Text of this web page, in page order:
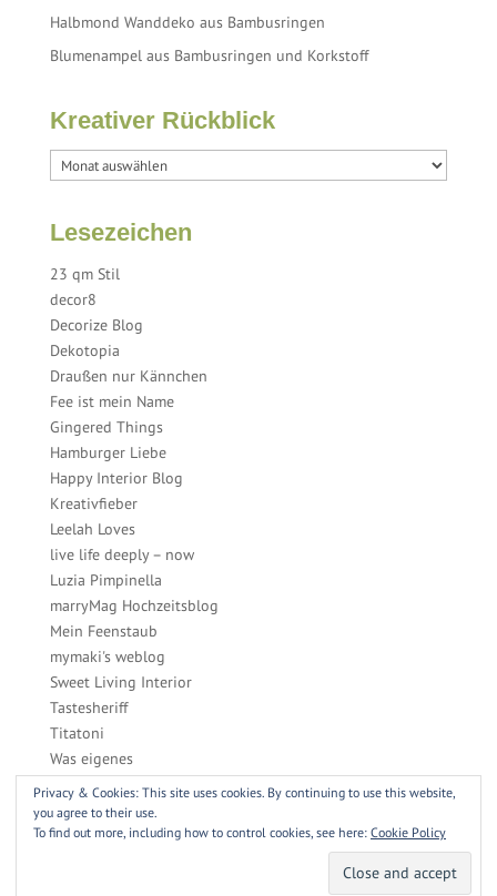
Halbmond Wanddeko aus Bambusringen
Blumenampel aus Bambusringen und Korkstoff
Kreativer Rückblick
Lesezeichen
23 qm Stil
decor8
Decorize Blog
Dekotopia
Draußen nur Kännchen
Fee ist mein Name
Gingered Things
Hamburger Liebe
Happy Interior Blog
Kreativfieber
Leelah Loves
live life deeply – now
Luzia Pimpinella
marryMag Hochzeitsblog
Mein Feenstaub
mymaki's weblog
Sweet Living Interior
Tastesheriff
Titatoni
Was eigenes
Zucker, Zimt & Liebe
WordPress Themes designed by Designers Inn
Privacy & Cookies: This site uses cookies. By continuing to use this website,
you agree to their use.
To find out more, including how to control cookies, see here: Cookie Policy